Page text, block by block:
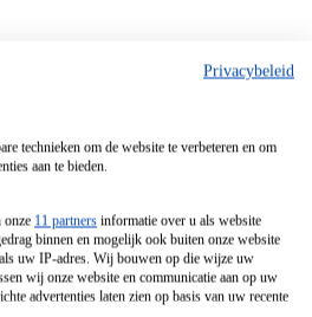
Privacybeleid
technieken om de website te verbeteren en om
aan te bieden.
onze 11 partners informatie over u als website
binnen en mogelijk ook buiten onze website
uw IP-adres. Wij bouwen op die wijze uw
wij onze website en communicatie aan op uw
advertenties laten zien op basis van uw recente